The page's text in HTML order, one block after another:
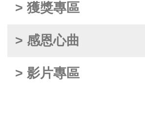
> 獲獎專區
> 感恩心曲
> 影片專區